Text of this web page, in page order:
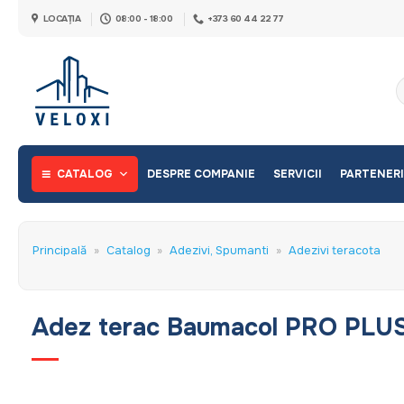
LOCAȚIA 08:00 - 18:00 +373 60 44 22 77
CATALOG DESPRE COMPANIE SERVICII PARTENERI
Principală » Catalog » Adezivi, Spumanti » Adezivi teracota
Adez terac Baumacol PRO